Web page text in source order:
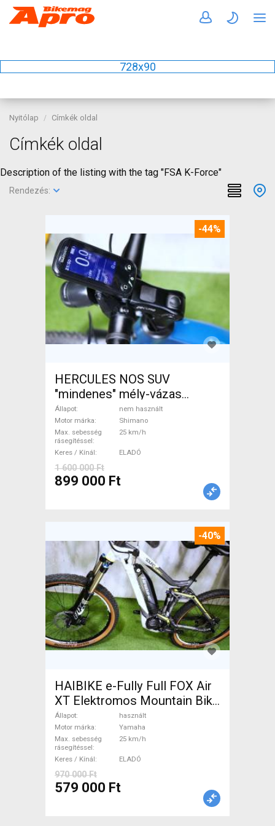
728x90
Nyitólap Címkék oldal
Címkék oldal
Description of the listing with the tag "FSA K-Force"
Rendezés:
-44%
HERCULES NOS SUV
"mindenes" mély-vázas
Elektromos Trekking/cross
25 km/h Shimano nem
használt ELADÓ
Állapot
nem használt
Motor márka
Shimano
Max. sebesség
rásegítéssel
25 km/h
Keres / Kínál ELADÓ
1 600 000 Ft
899 000 Ft
-40%
HAIBIKE e-Fully Full FOX Air
XT Elektromos Mountain Bike
össztelós / fully Yamaha
használt ELADÓ
Állapot
használt
Motor márka
Yamaha
Max. sebesség
rásegítéssel
25 km/h
Keres / Kínál ELADÓ
970 000 Ft
579 000 Ft